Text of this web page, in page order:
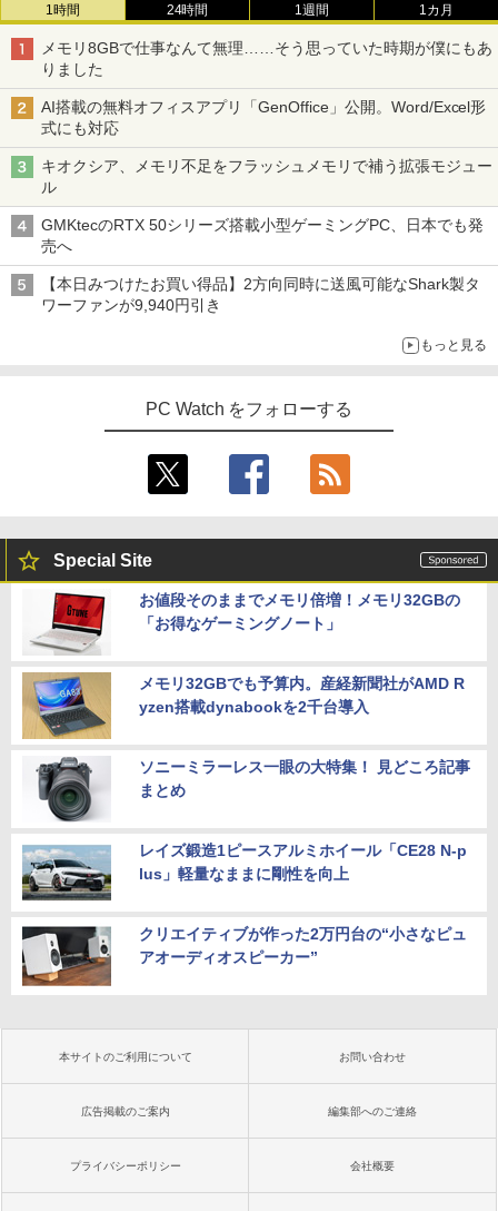
1時間 24時間 1週間 1カ月
メモリ8GBで仕事なんて無理……そう思っていた時期が僕にもあ
りました
AI搭載の無料オフィスアプリ「GenOffice」公開。Word/Excel形
式にも対応
キオクシア、メモリ不足をフラッシュメモリで補う拡張モジュー
ル
GMKtecのRTX 50シリーズ搭載小型ゲーミングPC、日本でも発
売へ
【本日みつけたお買い得品】2方向同時に送風可能なShark製タ
ワーファンが9,940円引き
もっと見る
PC Watch をフォローする
Special Site
お値段そのままでメモリ倍増！メモリ32GBの
「お得なゲーミングノート」
メモリ32GBでも予算内。産経新聞社がAMD R
yzen搭載dynabookを2千台導入
ソニーミラーレス一眼の大特集！ 見どころ記事
まとめ
レイズ鍛造1ピースアルミホイール「CE28 N-p
lus」軽量なままに剛性を向上
クリエイティブが作った2万円台の“小さなピュ
アオーディオスピーカー”
本サイトのご利用について お問い合わせ
広告掲載のご案内 編集部へのご連絡
プライバシーポリシー 会社概要